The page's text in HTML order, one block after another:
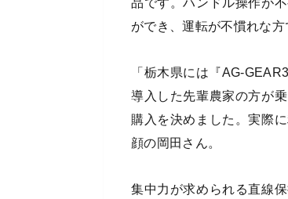
品です。ハンドル操作が
ができ、運転が不慣れな方
「栃木県には『AG-
導入した先輩農家の方が
購入を決めました。実際
顔の岡田さん。
集中力が求められる直線